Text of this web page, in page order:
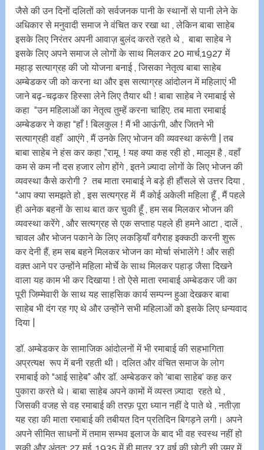
जैसे की उन दिनों दलितों को सर्वजनक पानी के स्थानों से पानी लेने के
अधिकार से मनुवादी समाज ने वंचित कर रखा था , लेकिन बाबा साहेब
इसके लिए निरंतर अपनी आवाज़ बुलंद करते रहते थे , बाबा साहेब ने
इसके लिए अपने समाज ले लोगों के साथ मिलकर 20 मार्च,1927 में
महाड़ सत्याग्रह की जो योजना बनाई , जिसका नेतृत्व बाबा साहेब
अम्बेडकर जी को करना था और इस सत्याग्रह आंदोलन में महिलाएं भी
जाने बढ़-चढ़कर हिस्सा लेने लिए तैयार थी ! बाबा साहेब ने रमाबाई से
कहा “उन महिलाओं का नेतृत्व तुम्हें करना चाहिए. तब माता रमाबाई
अम्बेडकर ने कहा “हाँ ! बिलकुल ! मैं भी आऊंगी, और जितने भी
सत्याग्रही वहाँ आएंगे , मैं उनके लिए भोजन की व्यवस्था करूंगी | तब
बाबा साहेब ने हंस कर कहा ,”रामू ! यह क्या कह रही हो , मालूम है , वहाँ
कम से कम नौ दस हजार लोग होंगे , इतने ज़्यादा लोगों के लिए भोजन की
व्यवस्था कैसे करोगी ? तब माता रमाबाई ने बड़े ही हौंसले से उत्तर दिया ,
“आप क्या समझते हो , इस सत्यग्रह में मैं कोई अकेली महिला हूँ , मैं पहले
ही अनेक बहनों के साथ बात कर चुकी हूँ , हम सब मिलकर भोजन की
व्यवस्था करेंगे , और सत्यग्रह से एक सप्ताह पहले ही हमने आटा , दालें ,
चावल और भोजन पकाने के लिए लकड़ियाँ वगैराह इक्कठी करनी शुरू
कर देनी हैं, हम सब बहने मिलकर भोजन का मोर्चा संभालेंगे ! और सही
वक़्त आने पर उन्होंने महिला मोर्चे के साथ मिलकर पहाड़ जैसा दिखने
वाला यह काम भी कर दिखाया ! तो ऐसे माता रमाबाई अम्बेडकर जी का
पूरी जिम्मेवारी के साथ यह साहसिक कार्य सम्पन्न हुआ देखकर बाबा
साहेब भी दंग रह गए थे और उन्होंने सभी महिलाओं को इसके लिए धन्यवाद
दिया |
डॉ. अम्बेडकर के सामाजिक आंदोलनों में भी रमाबाई की सहभागिता
अप्रत्यक्ष रूप में बनी रहती थी। दलित और वंचित समाज के लोग
रमाबाई को “आई साहेब” और डॉ. अम्बेडकर को ‘बाबा साहेब’ कह कर
पुकारा करते थे। बाबा साहेब अपने कामों में व्यस्त ज़्यादा रहते थे ,
जिसकी वजह से वह रमाबाई की तरफ़ पूरा ध्यान नहीं दे पाते थे , नतीज़ा
यह रहा की माता रमाबाई की तबीयत दिन प्रतिदिन बिगड़ने लगी। अपने
अपने सीमित साधनों में तमाम सम्भव इलाज के बाद भी वह स्वस्थ नहीं हो